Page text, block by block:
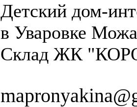
Детский дом-
в Уваровке
Склад ЖК